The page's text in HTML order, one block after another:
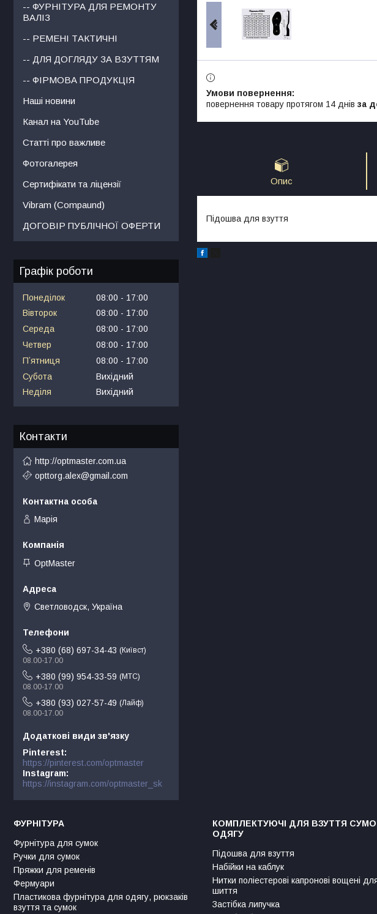
повернення товару протягом 14 днів за
Опис
Підошва для взуття
-- ФУРНІТУРА ДЛЯ РЕМОНТУ
ВАЛІЗ
-- РЕМЕНІ ТАКТИЧНІ
-- ДЛЯ ДОГЛЯДУ ЗА ВЗУТТЯМ
-- ФІРМОВА ПРОДУКЦІЯ
Наші новини
Канал на YouTube
Статті про важливе
Фотогалерея
Сертифікати та ліцензії
Vibram (Compaund)
ДОГОВІР ПУБЛІЧНОЇ ОФЕРТИ
Графік роботи
Понеділок 08:00
17:00
Вівторок
08:00
17:00
Середа
08:00
17:00
Четвер
08:00
17:00
Пʼятниця
08:00
17:00
Субота
Вихідний
Неділя
Вихідний
Контакти
http://optmaster.com.ua
opttorg.alex@gmail.com
Марія
OptMaster
Светловодск, Україна
+380 (68) 697-34-43
Київст
08.00-17.00
+380 (99) 954-33-59
МТС
08.00-17.00
+380 (93) 027-57-49
Лайф
08.00-17.00
Pinterest
https://pinterest.com/optmaster
Instagram
https://instagram.com/optmaster_sk
ФУРНІТУРА
Фурнітура для сумок
Ручки для сумок
Пряжки для ременів
Фермуари
Пластикова фурнітура для одягу, рюкзаків
взуття та сумок
КОМПЛЕКТУЮЧІ ДЛЯ ВЗУТТЯ
ОДЯГУ
Підошва для взуття
Набійки на каблук
Нитки поліестерові капронові вощені
шиття
Застібка липучка